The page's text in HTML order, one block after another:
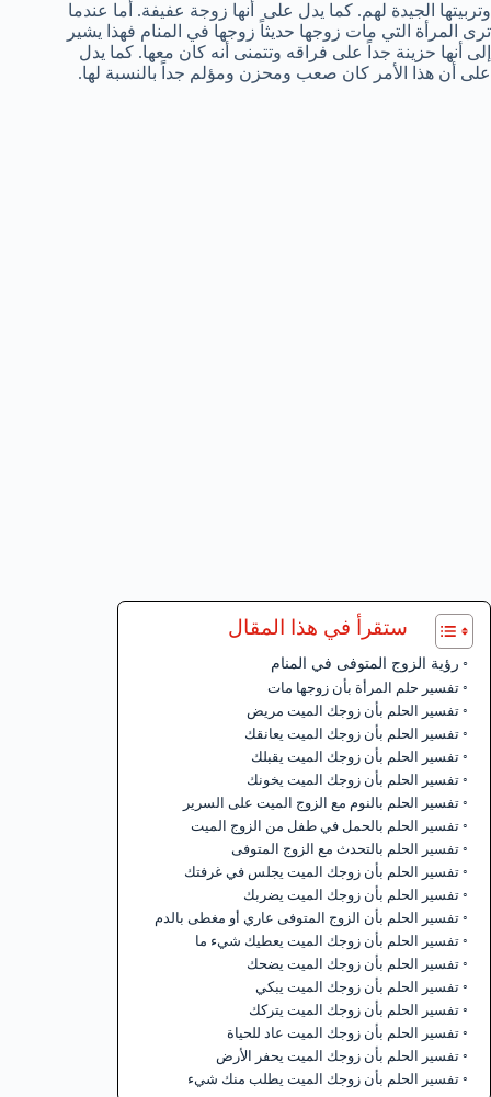
وتربيتها الجيدة لهم. كما يدل على أنها زوجة عفيفة. أما عندما
ترى المرأة التي مات زوجها حديثاً زوجها في المنام فهذا يشير
إلى أنها حزينة جداً على فراقه وتتمنى أنه كان معها. كما يدل
على أن هذا الأمر كان صعب ومحزن ومؤلم جداً بالنسبة لها.
ستقرأ في هذا المقال
رؤية الزوج المتوفى في المنام
تفسير حلم المرأة بأن زوجها مات
تفسير الحلم بأن زوجك الميت مريض
تفسير الحلم بأن زوجك الميت يعانقك
تفسير الحلم بأن زوجك الميت يقبلك
تفسير الحلم بأن زوجك الميت يخونك
تفسير الحلم بالنوم مع الزوج الميت على السرير
تفسير الحلم بالحمل في طفل من الزوج الميت
تفسير الحلم بالتحدث مع الزوج المتوفى
تفسير الحلم بأن زوجك الميت يجلس في غرفتك
تفسير الحلم بأن زوجك الميت يضربك
تفسير الحلم بأن الزوج المتوفى عاري أو مغطى بالدم
تفسير الحلم بأن زوجك الميت يعطيك شيء ما
تفسير الحلم بأن زوجك الميت يضحك
تفسير الحلم بأن زوجك الميت يبكي
تفسير الحلم بأن زوجك الميت يتركك
تفسير الحلم بأن زوجك الميت عاد للحياة
تفسير الحلم بأن زوجك الميت يحفر الأرض
تفسير الحلم بأن زوجك الميت يطلب منك شيء